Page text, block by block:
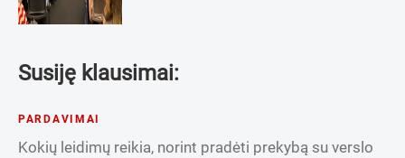
Susiję klausimai:
PARDAVIMAI
Kokių leidimų reikia, norint pradėti prekybą su verslo